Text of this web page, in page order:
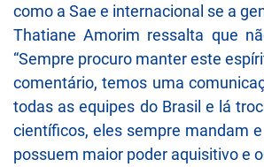
como a Sae e internacional se a
Thatiane Amorim ressalta que
“Sempre procuro manter este
comentário, temos uma
todas as equipes do Brasil e lá
científicos, eles sempre mandam
possuem maior poder aquisitivo e